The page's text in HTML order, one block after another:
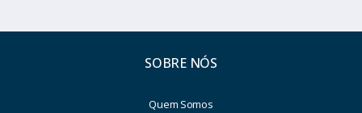
SOBRE NÓS
Quem Somos